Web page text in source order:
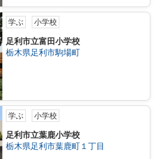
学ぶ 小学校
足利市立富田小学校
栃木県足利市駒場町
学ぶ 小学校
足利市立葉鹿小学校
栃木県足利市葉鹿町１丁目